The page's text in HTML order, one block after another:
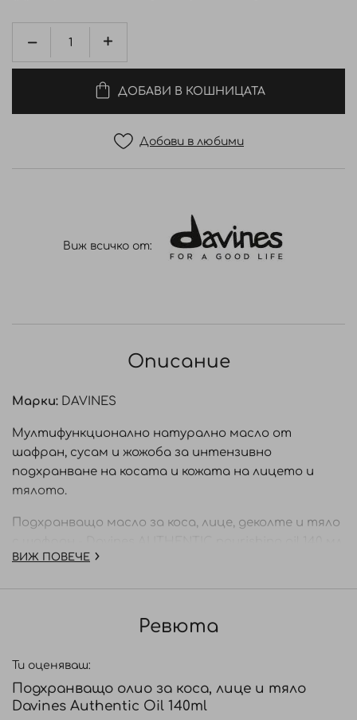
ДОБАВИ В КОШНИЦАТА
Добави в любими
Виж всичко от:
Описание
Марки: DAVINES
Мултифункционално натурално масло от
шафран, сусам и жожоба за интензивно
подхранване на косата и кожата на лицето и
тялото.
Подхранващо масло за коса, лице, деколте и тяло
масло за коса, лице и тяло. Формулирано със 100%
шафраново масло. Възстановява
Предпазва от вредните въздействия на
свободните радикали. Придава много мекота и
блясък.
ВИЖ ПОВЕЧЕ
Ревюта
Ти оценяваш:
Подхранващо олио за коса, лице и тяло
Davines Authentic Oil 140ml